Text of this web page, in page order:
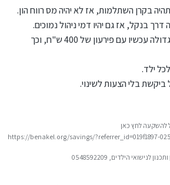
נראה שהרווח נמחק כמעט לחלוטין.
השקעה בשוק ההון כדאית וחכמה? או שעדיף כבר
בגמ"ח ולקבל הלוואה באותו הסכום?
בקרן השתלמות, אז לא יהיה מס רווח הון.
בנקל, אז גם יהיו דמי ניהול נמוכים.
ד. למה לא לקחת הלוואה גדולה עכשיו עם פירעון של 400 ש"ח, וכך
ילד.
בלי הצעות לשינוי.
להשקעה לחץ כאן
https://benakel.org/savings/?referrer_id=019f1897-
הילדים, 0548592209